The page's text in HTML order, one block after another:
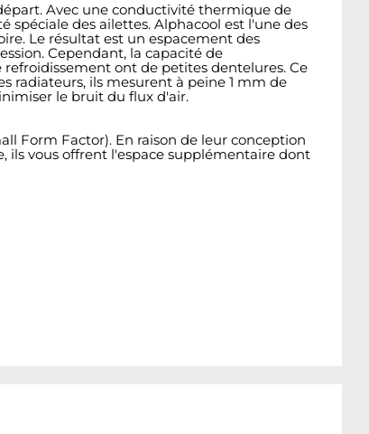
Avec une conductivité thermique de
des ailettes. Alphacool est l'une des
Le résultat est un espacement des
Cependant, la capacité de
ont de petites dentelures. Ce
radiateurs, ils mesurent à peine 1 mm de
le bruit du flux d'air.
Form Factor). En raison de leur conception
ils vous offrent l'espace supplémentaire dont